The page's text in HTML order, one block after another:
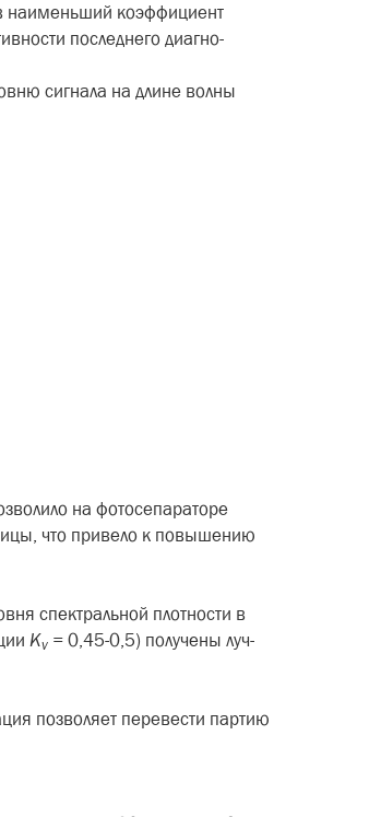
наи­меньший коэффициент
последнего диагно­
сигнала на длине волны
на фотосепараторе
что привело к повышению
спек­тральной плотности в
Kv =0,45-0,5) получены луч­
позво­ляет перевести партию